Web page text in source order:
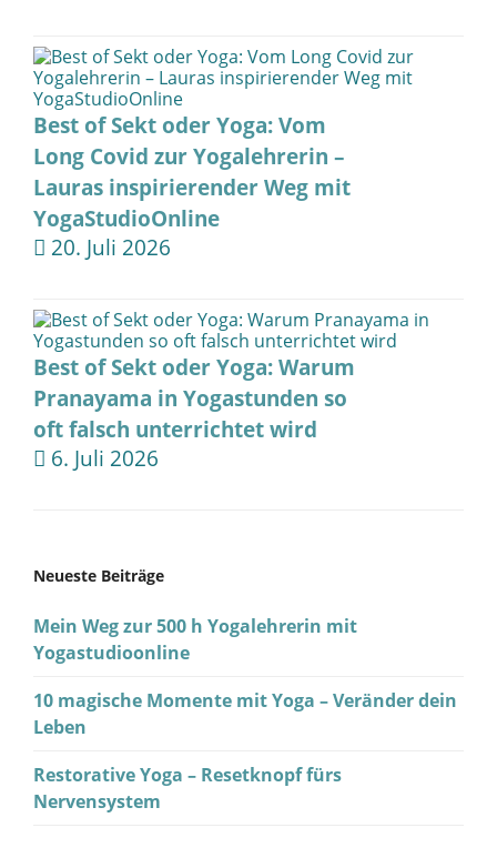
Best of Sekt oder Yoga: Vom
Long Covid zur Yogalehrerin –
Lauras inspirierender Weg mit
YogaStudioOnline
20. Juli 2026
Best of Sekt oder Yoga: Warum
Pranayama in Yogastunden so
oft falsch unterrichtet wird
6. Juli 2026
Neueste Beiträge
Mein Weg zur 500 h Yogalehrerin mit
Yogastudioonline
10 magische Momente mit Yoga – Veränder dein
Leben
Restorative Yoga – Resetknopf fürs
Nervensystem